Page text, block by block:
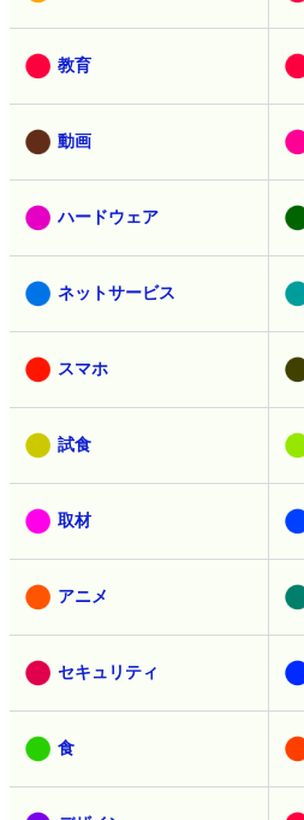
教育
動画
ハードウェア
ネットサービス
スマホ
試食
取材
アニメ
セキュリティ
食